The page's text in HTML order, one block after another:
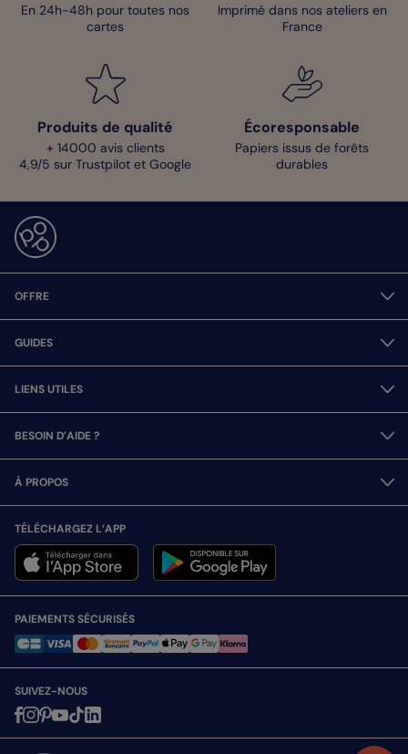
En 24h-48h pour toutes nos
cartes
Imprimé dans nos ateliers en
France
Produits de qualité
+ 14000 avis clients
4,9/5 sur Trustpilot et Google
Écoresponsable
Papiers issus de forêts
durables
OFFRE
GUIDES
LIENS UTILES
BESOIN D’AIDE ?
À PROPOS
TÉLÉCHARGEZ L’APP
PAIEMENTS SÉCURISÉS
SUIVEZ-NOUS